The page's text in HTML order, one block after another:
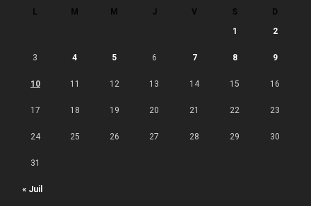
L M M J V S D
« Juil
1 2
3 4 5 6 7 8 9
10 11 12 13 14 15 16
17 18 19 20 21 22 23
24 25 26 27 28 29 30
31